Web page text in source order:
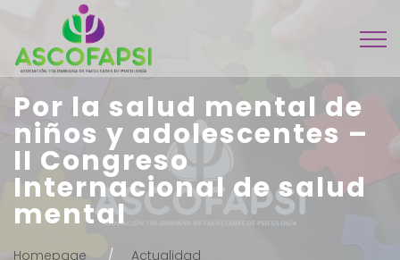
Por la salud mental de
niños y adolescentes –
II Congreso
Internacional de salud
mental
Homepage
Actualidad